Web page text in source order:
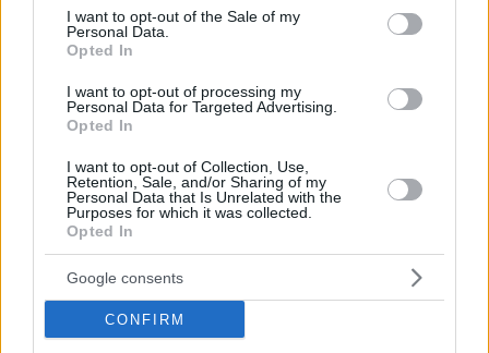
consent section.
I want to opt-out of the Sale of my
Personal Data.
Opted In
I want to opt-out of processing my
Personal Data for Targeted Advertising.
Opted In
I want to opt-out of Collection, Use,
Retention, Sale, and/or Sharing of my
Personal Data that Is Unrelated with the
Purposes for which it was collected.
Opted In
Google consents
CONFIRM
2027, pero se ha ejercido la cláusula de rescisión de su
contrato. El FC Barcelona valora su profesionalidad y
suerte en el futuro, tanto en lo personal como en lo
profesional.
El extremo estadounidense llegó a Barcelona en el verano de
2025 procedente del Virtus Bologna. Con la camiseta
azulgrana, disputó 68 partidos (33 en la Euroliga, 31 en la
Clyburn promedió 13.8 puntos, 4.2 rebotes y 1.2 asistencias
en los 33 partidos de Euroliga disputados con el Barça.